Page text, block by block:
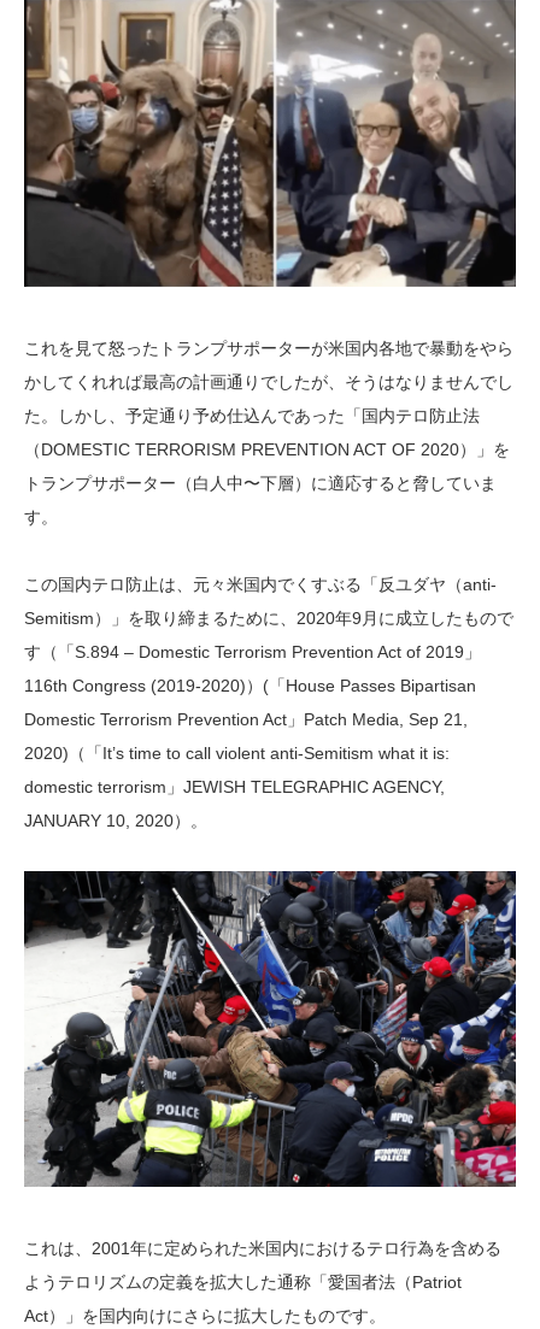
これを見て怒ったトランプサポーターが米国内各地で暴動をやら
かしてくれれば最高の計画通りでしたが、そうはなりませんでし
た。しかし、予定通り予め仕込んであった「国内テロ防止法
（DOMESTIC TERRORISM PREVENTION ACT OF 2020）」を
トランプサポーター（白人中〜下層）に適応すると脅していま
す。
この国内テロ防止は、元々米国内でくすぶる「反ユダヤ（anti-
Semitism）」を取り締まるために、2020年9月に成立したもので
す（「S.894 – Domestic Terrorism Prevention Act of 2019」
116th Congress (2019-2020)）(「House Passes Bipartisan
Domestic Terrorism Prevention Act」Patch Media, Sep 21,
2020)（「It’s time to call violent anti-Semitism what it is:
domestic terrorism」JEWISH TELEGRAPHIC AGENCY,
JANUARY 10, 2020）。
これは、2001年に定められた米国内におけるテロ行為を含める
ようテロリズムの定義を拡大した通称「愛国者法（Patriot
Act）」を国内向けにさらに拡大したものです。